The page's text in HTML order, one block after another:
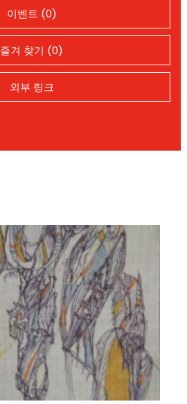
이벤트 (0)
즐겨 찾기 (0)
외부 링크